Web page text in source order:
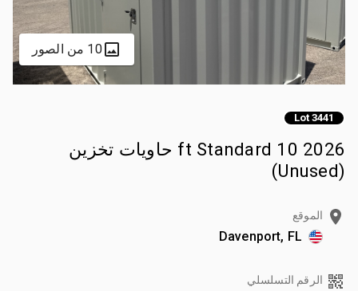
10 من الصور
Lot 3441
2026 10 ft Standard حاويات تخزين
(Unused)
الموقع
Davenport, FL
الرقم التسلسلي